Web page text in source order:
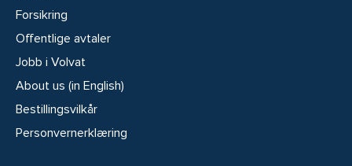
Forsikring
Offentlige avtaler
Jobb i Volvat
About us (in English)
Bestillingsvilkår
Personvernerklæring